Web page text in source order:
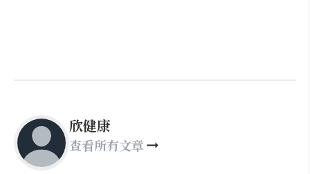
欣健康
查看所有文章